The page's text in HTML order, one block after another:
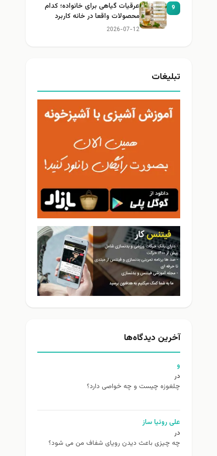
9
عرقیات گیاهی برای خانواده؛ کدام
محصولات واقعا در خانه کاربرد
دارند؟
2026-07-12
تبلیغات
آخرین دیدگاه‌ها
و
در
چلغوزه چیست و چه خواصی دارد؟
علی روئیا ساز
در
چه چیزی باعث دیدن رویای شفاف من می شود؟